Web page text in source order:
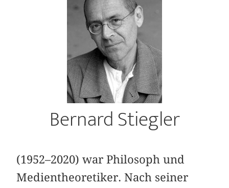
Bernard Stiegler
(1952–2020) war Philosoph und
Medientheoretiker. Nach seiner